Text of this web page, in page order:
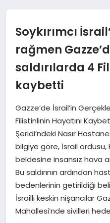
EKONOMI
SPOR
MAGAZIN
SAĞLIK
EĞITIM
Soykırımcı
rağmen
saldırılarda 4
kaybetti
Gazze’de İsrail’in
Filistinlinin Hayatını
Şeridi’ndeki Nasır
bilgiye göre, İsrail ordusu,
beldesine insansız hava
Bu saldırının ardından
bedenlerinin getirildiği
İsrailli keskin nişancılar
Mahallesi’nde sivilleri